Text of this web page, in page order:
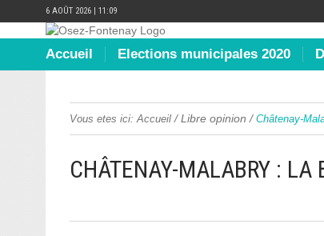
6 AOÛT 2026 | 11:09
Accueil Elections municipales 2020
Vous etes ici: Accueil /Libre opinion / Châtenay-
CHÂTENAY-MALABRY : LA